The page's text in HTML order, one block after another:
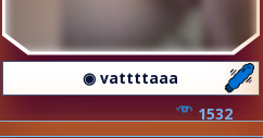
◉ vattttaaa
1532